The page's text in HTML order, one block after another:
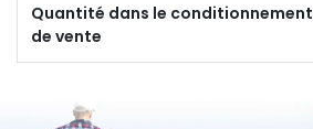
Quantité dans le conditionnement
de vente